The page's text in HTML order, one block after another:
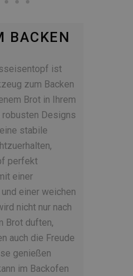
BACKEN
ist
zum Backen
Brot in Ihrem
robusten Designs
stabile
perfekt
einer
einer weichen
nicht nur nach
Brot duften,
auch die Freude
genießen
im Backofen